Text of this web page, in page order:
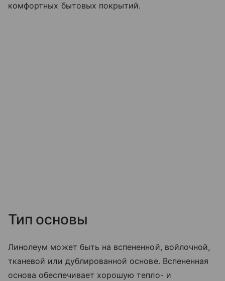
комфортных бытовых покрытий.
Тип основы
Линолеум может быть на вспененной, войлочной,
тканевой или дублированной основе. Вспененная
основа обеспечивает хорошую тепло- и